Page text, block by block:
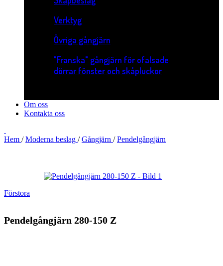
Verktyg
Övriga gångjärn
"Franska" gångjärn för ofalsade
dörrar fönster och skåpluckor
Om oss
Kontakta oss
Hem / Moderna beslag / Gångjärn / Pendelgångjärn
Förstora
Pendelgångjärn 280-150 Z